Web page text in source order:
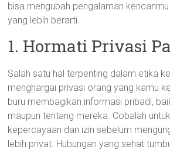
bisa mengubah pengalaman
yang lebih berarti.
1. Hormati Privasi
Salah satu hal terpenting dalam etika
menghargai privasi orang yang kamu
buru membagikan informasi pribadi,
maupun tentang mereka. Cobalah
kepercayaan dan izin sebelum
lebih privat. Hubungan yang sehat